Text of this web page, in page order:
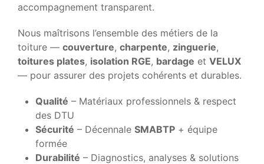
accompagnement transparent.
Nous maîtrisons l’ensemble des métiers de la
toiture — couverture, charpente, zinguerie,
toitures plates, isolation RGE, bardage et VELUX
— pour assurer des projets cohérents et durables.
Qualité – Matériaux professionnels & respect
des DTU
Sécurité – Décennale SMABTP + équipe
formée
Durabilité – Diagnostics, analyses & solutions